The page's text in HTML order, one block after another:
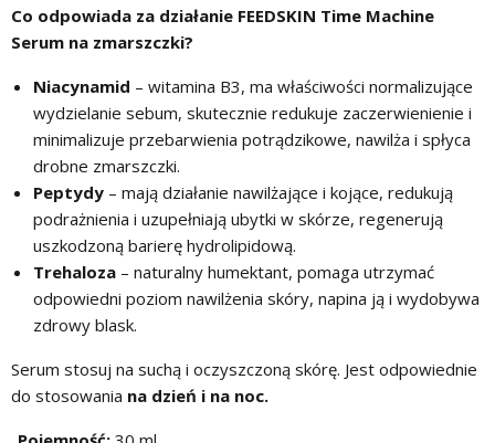
Co odpowiada za działanie FEEDSKIN Time Machine
Serum na zmarszczki?
Niacynamid – witamina B3, ma właściwości normalizujące
wydzielanie sebum, skutecznie redukuje zaczerwienienie i
minimalizuje przebarwienia potrądzikowe, nawilża i spłyca
drobne zmarszczki.
Peptydy – mają działanie nawilżające i kojące, redukują
podrażnienia i uzupełniają ubytki w skórze, regenerują
uszkodzoną barierę hydrolipidową.
Trehaloza – naturalny humektant, pomaga utrzymać
odpowiedni poziom nawilżenia skóry, napina ją i wydobywa
zdrowy blask.
Serum stosuj na suchą i oczyszczoną skórę. Jest odpowiednie
do stosowania na dzień i na noc.